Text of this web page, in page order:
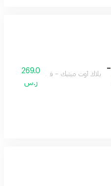
بلاك أوت ميثيك – فضي (bla101)269.0
ر.س